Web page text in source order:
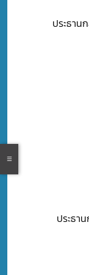
ประธาน
ประธา